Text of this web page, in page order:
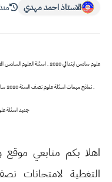
الاستاذ احمد مهدي منذ 4
جديد اسئلة علوم نصف
اهلا بكم متابعي
التغطية لامتحانات